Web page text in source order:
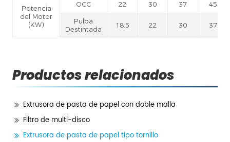
Potencia
del Motor
(KW)
OCC 22 30 37 45
Pulpa
Destintada
18.5 22 30 37
Productos relacionados
Extrusora de pasta de papel con doble malla
Filtro de multi-disco
Extrusora de pasta de papel tipo tornillo